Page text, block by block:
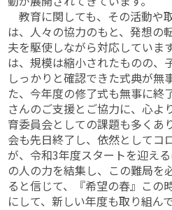
教育に関しても、その活動や
は、人々の協力のもと、発想の
夫を駆使しながら対応していま
は、規模は縮小されたものの、
しっかりと確認できた式典が無
た、今年度の修了式も無事に終
さんのご支援とご協力に、心よ
育委員会としての課題も多くあ
会も先日終了し、依然としてコ
が、令和3年度スタートを迎え
の人の力を結集し、この難局を
ると信じて、『希望の春』この
にして、新しい年度も取り組ん